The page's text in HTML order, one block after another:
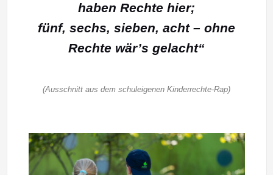
haben Rechte hier;
fünf, sechs, sieben, acht – ohne
Rechte wär’s gelacht“
(Ausschnitt aus dem schuleigenen Kinderrechte-Rap)